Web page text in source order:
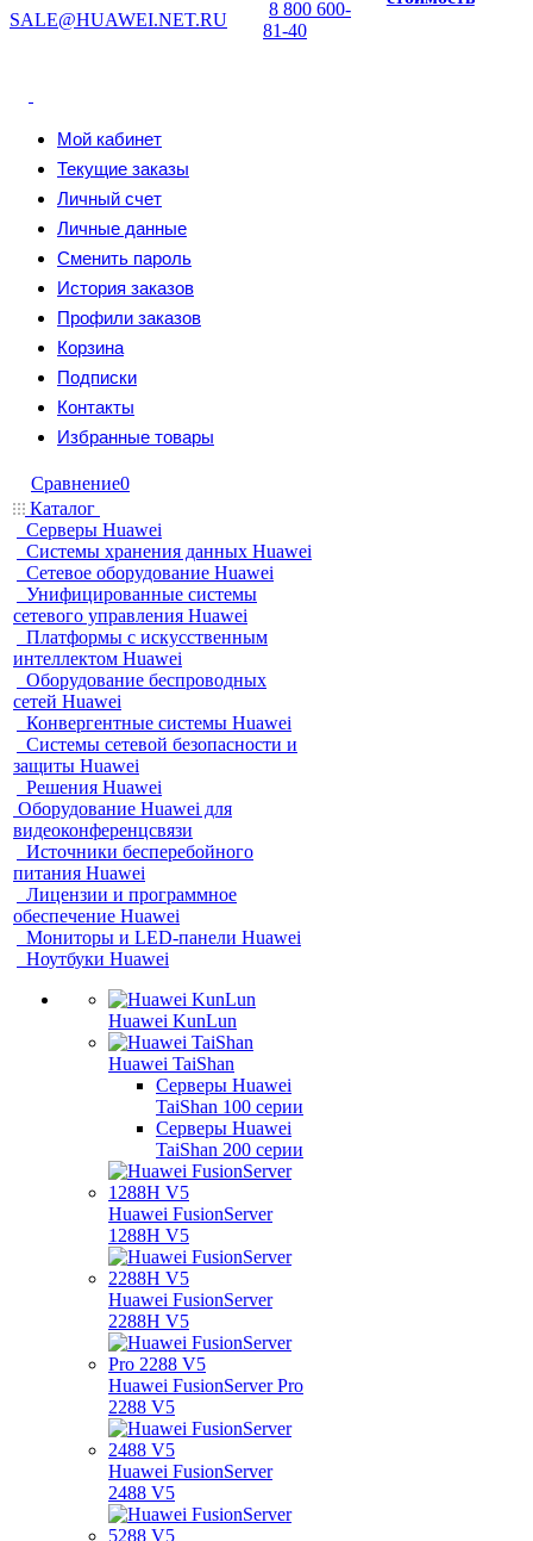
SALE@HUAWEI.NET.RU
8 800 600-
81-40
Мой кабинет
Текущие заказы
Личный счет
Личные данные
Сменить пароль
История заказов
Профили заказов
Корзина
Подписки
Контакты
Избранные товары
Сравнение0
Каталог
Серверы Huawei
Системы хранения данных Huawei
Сетевое оборудование Huawei
Унифицированные системы
сетевого управления Huawei
Платформы с искусственным
интеллектом Huawei
Оборудование беспроводных
сетей Huawei
Конвергентные системы Huawei
Системы сетевой безопасности и
защиты Huawei
Решения Huawei
Оборудование Huawei для
видеоконференцсвязи
Источники бесперебойного
питания Huawei
Лицензии и программное
обеспечение Huawei
Мониторы и LED-панели Huawei
Ноутбуки Huawei
Huawei KunLun
Huawei TaiShan
Серверы Huawei
TaiShan 100 серии
Серверы Huawei
TaiShan 200 серии
Huawei FusionServer
1288H V5
Huawei FusionServer
2288H V5
Huawei FusionServer Pro
2288 V5
Huawei FusionServer
2488 V5